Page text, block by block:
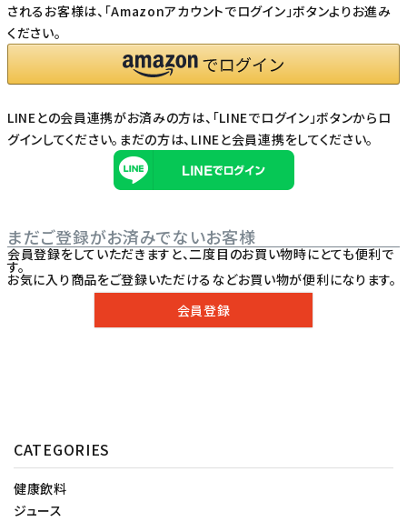
されるお客様は、「Amazonアカウントでログイン」ボタンよりお進み
ください。
LINEとの会員連携がお済みの方は、「LINEでログイン」ボタンからロ
グインしてください。まだの方は、 LINEと会員連携をしてください。
まだご登録がお済みでないお客様
会員登録をしていただきますと、二度目のお買い物時にとても便利で
す。
お気に入り商品をご登録いただけるなどお買い物が便利になります。
会員登録
CATEGORIES
健康飲料
ジュース